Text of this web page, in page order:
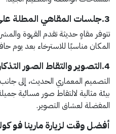
3.جلسات المقاهي المطلة على البحر
تتوفر مقاهٍ حديثة تقدم القهوة
المكان مناسبًا للاسترخاء بعد يوم
4.التصوير والتقاط الصور التذكارية
التصميم المعماري الحديث، إلى جانب
بيئة مثالية لالتقاط صور مسائية
المفضلة لعشاق التصوير.
أفضل وقت لزيارة مارينا فو